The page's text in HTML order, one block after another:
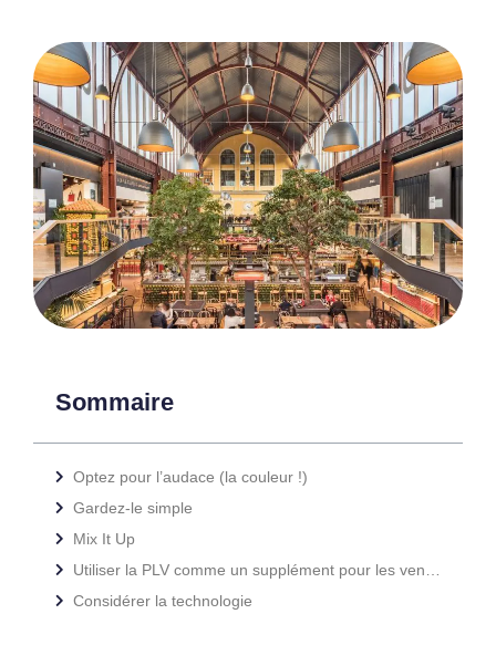
Sommaire
Optez pour l’audace (la couleur !)
Gardez-le simple
Mix It Up
Considérer la technologie